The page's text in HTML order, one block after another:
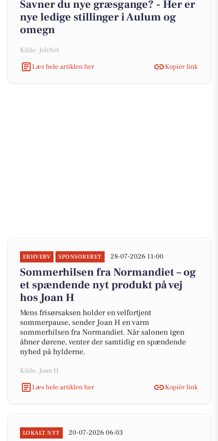
Savner du nye græsgange? - Her er
nye ledige stillinger i Aulum og
omegn
Kilde: JobNet
Læs hele artiklen her
Kopiér link
ERHVERV SPONSORERET 28-07-2026 11:00
Sommerhilsen fra Normandiet – og
et spændende nyt produkt på vej
hos Joan H
Mens frisørsaksen holder en velfortjent
sommerpause, sender Joan H en varm
sommerhilsen fra Normandiet. Når salonen igen
åbner dørene, venter der samtidig en spændende
nyhed på hylderne.
Kilde: Joan H
Læs hele artiklen her
Kopiér link
LOKALT NYT 20-07-2026 06:03